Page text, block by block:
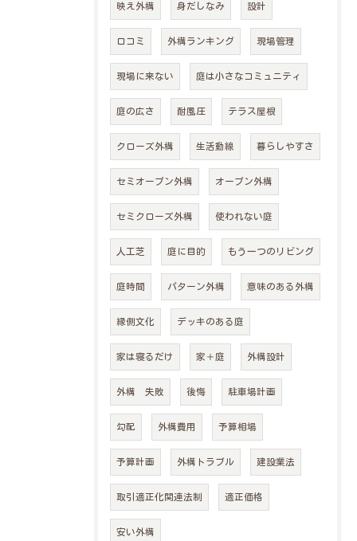
映え外構 身だしなみ 設計
口コミ 外構ランキング 現場管理
現場に来ない 庭は小さなコミュニティ
庭の広さ 耐風圧 テラス屋根
クローズ外構 生活動線 暮らしやすさ
セミオープン外構 オープン外構
セミクローズ外構 使われない庭
人工芝 庭に目的 もう一つのリビング
庭時間 パターン外構 意味のある外構
縁側文化 デッキのある庭
家は寝るだけ 家＋庭 外構設計
外構 失敗 後悔 駐車場計画
勾配 外構費用 予算相場
予算計画 外構トラブル 建設業法
取引適正化関連法制 適正価格
安い外構
メインサイトはこちら